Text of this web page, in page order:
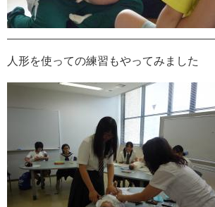
人形を使っての練習もやってみました